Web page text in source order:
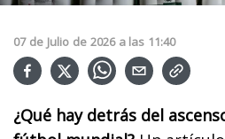
07 de Julio de 2026 a las 11:40
¿Qué hay detrás del